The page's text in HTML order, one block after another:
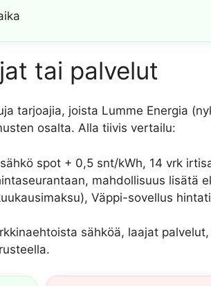
tai palvelut
tarjoajia, joista Lumme Energia
osalta. Alla tiivis vertailu:
spot + 0,5 snt/kWh, 14 vrk
mahdollisuus lisätä
Väppi-sovellus
sähköä, laajat